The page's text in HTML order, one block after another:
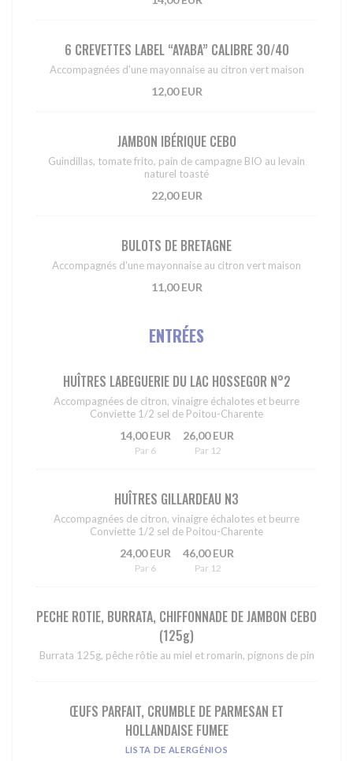
6 CREVETTES LABEL “AYABA” CALIBRE 30/40
Accompagnées d'une mayonnaise au citron vert maison
12,00 EUR
JAMBON IBÉRIQUE CEBO
Guindillas, tomate frito, pain de campagne BIO au levain
naturel toasté
22,00 EUR
BULOTS DE BRETAGNE
Accompagnés d'une mayonnaise au citron vert maison
11,00 EUR
ENTRÉES
HUÎTRES LABEGUERIE DU LAC HOSSEGOR N°2
Accompagnées de citron, vinaigre échalotes et beurre
Conviette 1/2 sel de Poitou-Charente
14,00 EUR
Par 6
26,00 EUR
Par 12
HUÎTRES GILLARDEAU N3
Accompagnées de citron, vinaigre échalotes et beurre
Conviette 1/2 sel de Poitou-Charente
24,00 EUR
Par 6
46,00 EUR
Par 12
PECHE ROTIE, BURRATA, CHIFFONNADE DE JAMBON CEBO
(125g)
Burrata 125g, pêche rôtie au miel et romarin, pignons de pin
ŒUFS PARFAIT, CRUMBLE DE PARMESAN ET
HOLLANDAISE FUMEE
LISTA DE ALERGÉNIOS